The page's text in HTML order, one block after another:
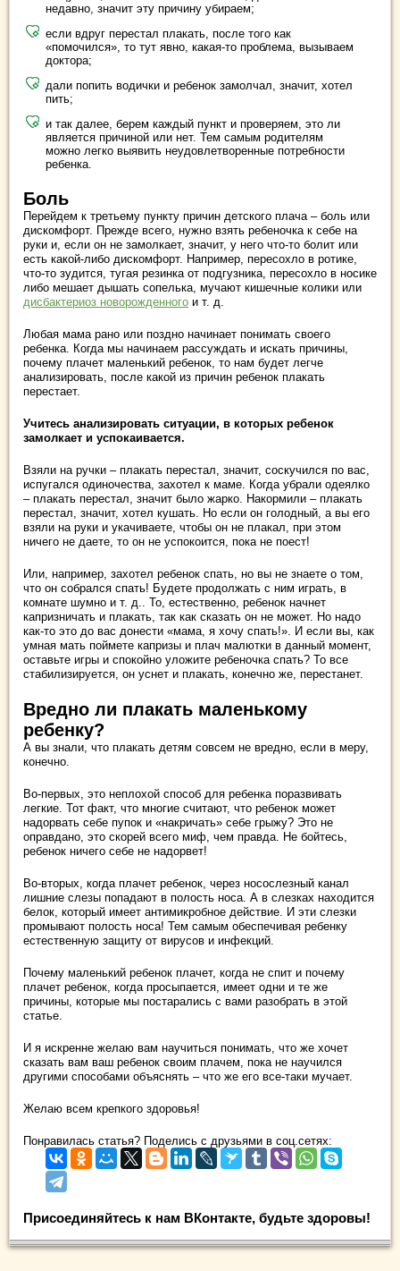
недавно, значит эту причину убираем;
если вдруг перестал плакать, после того как
«помочился», то тут явно, какая-то проблема, вызываем
доктора;
дали попить водички и ребенок замолчал, значит, хотел
пить;
и так далее, берем каждый пункт и проверяем, это ли
является причиной или нет. Тем самым родителям
можно легко выявить неудовлетворенные потребности
ребенка.
Боль
Перейдем к третьему пункту причин детского плача – боль или
дискомфорт. Прежде всего, нужно взять ребеночка к себе на
руки и, если он не замолкает, значит, у него что-то болит или
есть какой-либо дискомфорт. Например, пересохло в ротике,
что-то зудится, тугая резинка от подгузника, пересохло в носике
либо мешает дышать сопелька, мучают кишечные колики или
дисбактериоз новорожденного и т. д.
Любая мама рано или поздно начинает понимать своего
ребенка. Когда мы начинаем рассуждать и искать причины,
почему плачет маленький ребенок, то нам будет легче
анализировать, после какой из причин ребенок плакать
перестает.
Учитесь анализировать ситуации, в которых ребенок
замолкает и успокаивается.
Взяли на ручки – плакать перестал, значит, соскучился по вас,
испугался одиночества, захотел к маме. Когда убрали одеялко
– плакать перестал, значит было жарко. Накормили – плакать
перестал, значит, хотел кушать. Но если он голодный, а вы его
взяли на руки и укачиваете, чтобы он не плакал, при этом
ничего не даете, то он не успокоится, пока не поест!
Или, например, захотел ребенок спать, но вы не знаете о том,
что он собрался спать! Будете продолжать с ним играть, в
комнате шумно и т. д.. То, естественно, ребенок начнет
капризничать и плакать, так как сказать он не может. Но надо
как-то это до вас донести «мама, я хочу спать!». И если вы, как
умная мать поймете капризы и плач малютки в данный момент,
оставьте игры и спокойно уложите ребеночка спать? То все
стабилизируется, он уснет и плакать, конечно же, перестанет.
Вредно ли плакать маленькому
ребенку?
А вы знали, что плакать детям совсем не вредно, если в меру,
конечно.
Во-первых, это неплохой способ для ребенка поразвивать
легкие. Тот факт, что многие считают, что ребенок может
надорвать себе пупок и «накричать» себе грыжу? Это не
оправдано, это скорей всего миф, чем правда. Не бойтесь,
ребенок ничего себе не надорвет!
Во-вторых, когда плачет ребенок, через носослезный канал
лишние слезы попадают в полость носа. А в слезках находится
белок, который имеет антимикробное действие. И эти слезки
промывают полость носа! Тем самым обеспечивая ребенку
естественную защиту от вирусов и инфекций.
Почему маленький ребенок плачет, когда не спит и почему
плачет ребенок, когда просыпается, имеет одни и те же
причины, которые мы постарались с вами разобрать в этой
статье.
И я искренне желаю вам научиться понимать, что же хочет
сказать вам ваш ребенок своим плачем, пока не научился
другими способами объяснять – что же его все-таки мучает.
Желаю всем крепкого здоровья!
Понравилась статья? Поделись с друзьями в соц.сетях:
Присоединяйтесь к нам ВКонтакте, будьте здоровы!